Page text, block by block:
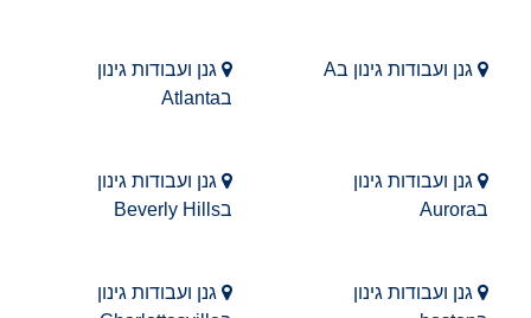
גנן ועבודות גינון בA
גנן ועבודות גינון
בAtlanta
גנן ועבודות גינון
בAurora
גנן ועבודות גינון
בBeverly Hills
גנן ועבודות גינון
גנן ועבודות גינון